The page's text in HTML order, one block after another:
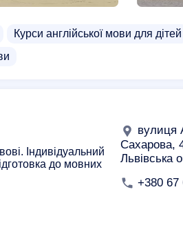
Курси англійської мови для дітей
Індивідуальний
до мовних
вулиця
Сахарова,
Львівська
+380 67